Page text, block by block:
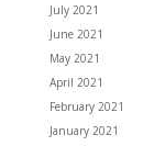
July 2021
June 2021
May 2021
April 2021
February 2021
January 2021